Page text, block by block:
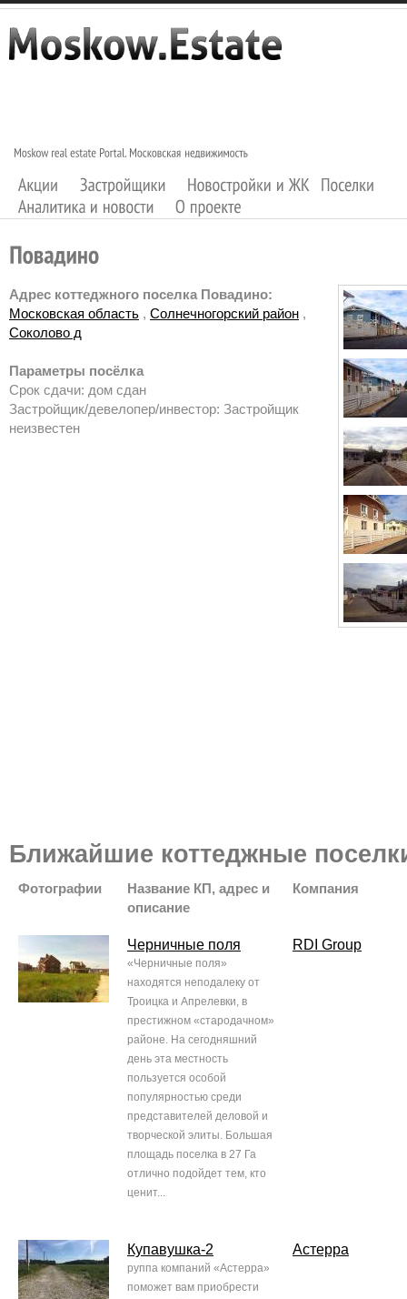
Адрес коттеджного поселка Повадино:
Московская область , Солнечногорский район ,
Соколово д
Параметры посёлка
Срок сдачи: дом сдан
Застройщик/девелопер/инвестор: Застройщик
неизвестен
Ближайшие коттеджные
Фотографии
Название КП, адрес и
описание
Компания
Черничные поля
«Черничные поля»
находятся неподалеку от
Троицка и Апрелевки, в
престижном «стародачном»
районе. На сегодняшний
день эта местность
пользуется особой
популярностью среди
представителей деловой и
творческой элиты. Большая
площадь поселка в 27 Га
отлично подойдет тем, кто
ценит...
RDI Group
Купавушка-2
руппа компаний «Астерра»
поможет вам приобрести
Астерра